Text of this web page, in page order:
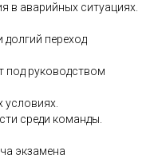
в аварийных ситуациях.
долгий переход
под руководством
условиях.
среди команды.
экзамена